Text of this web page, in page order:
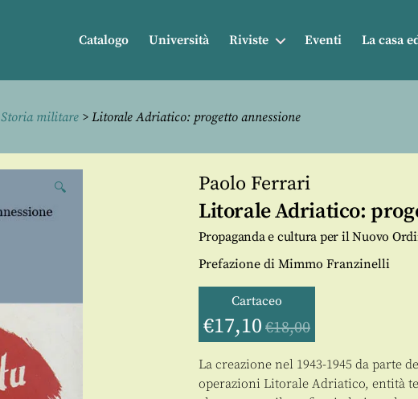
Catalogo Università Riviste Eventi La casa
Storia militare > Litorale Adriatico: progetto annessione
🔍 Paolo Ferrari
Litorale Adriatico:
Propaganda e cultura per il Nuovo
Prefazione di Mimmo Franzinelli
Cartaceo
€17,10 €18,00
La creazione nel 1943-1945 da parte
operazioni Litorale Adriatico, entità